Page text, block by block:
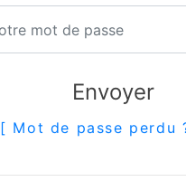
Envoyer
[ Mot de passe perdu